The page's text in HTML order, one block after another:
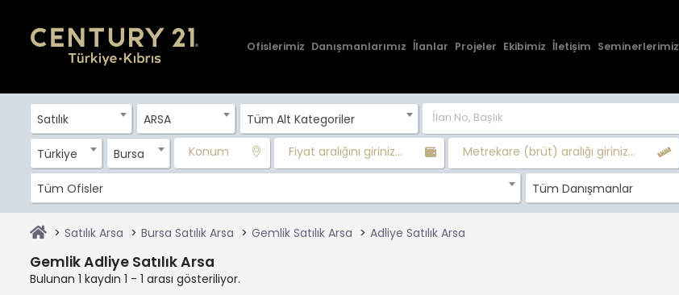
Ofislerimiz Danışmanlarımız İlanlar Projeler Ekibimiz İletişim Seminerlerimiz
Satılık ARSA Tüm Alt Kategoriler
Türkiye Bursa Konum Fiyat aralığını giriniz... Metrekare (brüt) aralığı giriniz...
Tüm Ofisler Tüm Danışmanlar
Satılık Arsa Bursa Satılık Arsa Gemlik Satılık Arsa Adliye Satılık Arsa
Gemlik Adliye Satılık Arsa
Bulunan 1 kaydın 1 - 1 arası gösteriliyor.